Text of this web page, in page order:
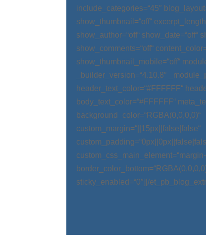
include_categories=“45″
show_thumbnail=“off“
show_author=“off“ show_date=“off“
show_comments=“off“
show_thumbnail_mobile=“off“
_builder_version=“4.10.8″
header_text_color=“#FFFFFF“
body_text_color=“#FFFFFF“
background_color=“RGBA(0,0,0,0)“
custom_margin=“||15px||false|false“
sticky_enabled=“0″][/